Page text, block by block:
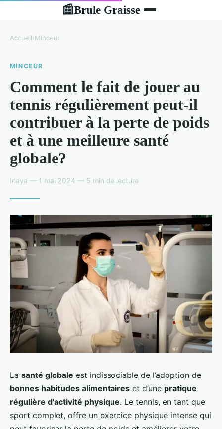
📰Brule Graisse
Accueil›Minceur
MINCEUR
Comment le fait de jouer au
tennis régulièrement peut-il
contribuer à la perte de poids
et à une meilleure santé
globale?
Inaya — 1 mai 2024 — 5 min de lecture
La santé globale est indissociable de l’adoption de
bonnes habitudes alimentaires et d’une pratique
régulière d’activité physique. Le tennis, en tant que
sport complet, offre un exercice physique intense qui